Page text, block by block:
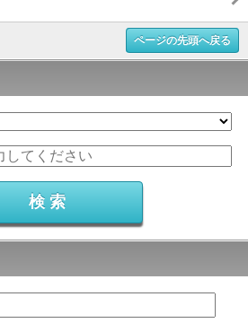
ページの先頭へ戻る